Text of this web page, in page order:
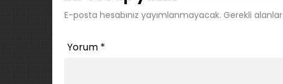
E-posta hesabınız yayımlanmayacak. Gerekli alanlar
Yorum *